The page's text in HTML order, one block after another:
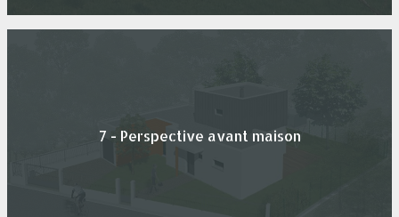
7 - Perspective avant maison